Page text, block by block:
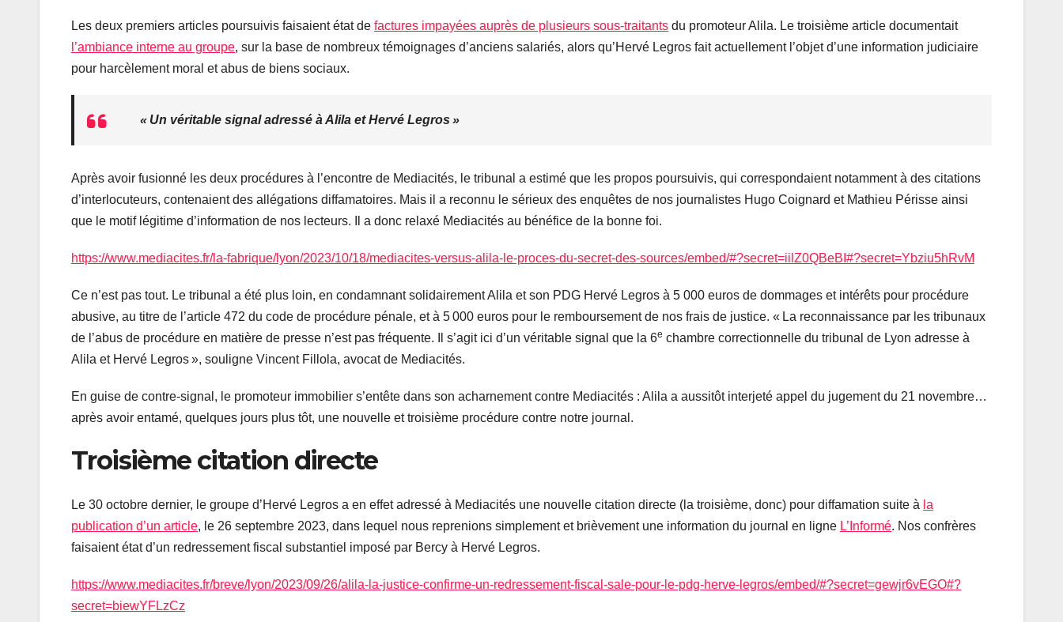
Les deux premiers articles poursuivis faisaient état de factures impayées auprès de plusieurs sous‐traitants du promoteur Alila. Le troisième article documentait
l’ambiance interne au groupe, sur la base de nombreux témoignages d’anciens salariés, alors qu’Hervé Legros fait actuellement l’objet d’une information judiciaire
pour harcèlement moral et abus de biens sociaux.
« Un véritable signal adressé à Alila et Hervé Legros »
Après avoir fusionné les deux procédures à l’encontre de Mediacités, le tribunal a estimé que les propos poursuivis, qui correspondaient notamment à des citations
d’interlocuteurs, contenaient des allégations diffamatoires. Mais il a reconnu le sérieux des enquêtes de nos journalistes Hugo Coignard et Mathieu Périsse ainsi
que le motif légitime d’information de nos lecteurs. Il a donc relaxé Mediacités au bénéfice de la bonne foi.
https://www.mediacites.fr/la-fabrique/lyon/2023/10/18/mediacites-versus-alila-le-proces-du-secret-des-sources/embed/#?secret=iilZ0QBeBI#?secret=Ybziu5hRvM
Ce n’est pas tout. Le tribunal a été plus loin, en condamnant solidairement Alila et son PDG Hervé Legros à 5 000 euros de dommages et intérêts pour procédure
abusive, au titre de l’article 472 du code de procédure pénale, et à 5 000 euros pour le remboursement de nos frais de justice. « La reconnaissance par les tribunaux
de l’abus de procédure en matière de presse n’est pas fréquente. Il s’agit ici d’un véritable signal que la 6e chambre correctionnelle du tribunal de Lyon adresse à
Alila et Hervé Legros », souligne Vincent Fillola, avocat de Mediacités.
En guise de contre‐signal, le promoteur immobilier s’entête dans son acharnement contre Mediacités : Alila a aussitôt interjeté appel du jugement du 21 novembre…
après avoir entamé, quelques jours plus tôt, une nouvelle et troisième procédure contre notre journal.
Troisième citation directe
Le 30 octobre dernier, le groupe d’Hervé Legros a en effet adressé à Mediacités une nouvelle citation directe (la troisième, donc) pour diffamation suite à la
publication d’un article, le 26 septembre 2023, dans lequel nous reprenions simplement et brièvement une information du journal en ligne L’Informé. Nos confrères
faisaient état d’un redressement fiscal substantiel imposé par Bercy à Hervé Legros.
https://www.mediacites.fr/breve/lyon/2023/09/26/alila-la-justice-confirme-un-redressement-fiscal-sale-pour-le-pdg-herve-legros/embed/#?secret=gewjr6vEGO#?
secret=biewYFLzCz